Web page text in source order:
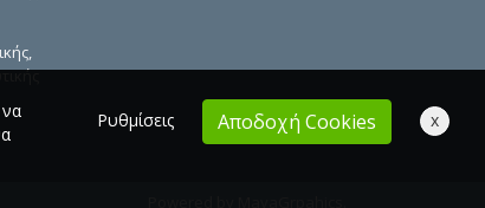
Ρυθμίσεις Αποδοχή Cookies x